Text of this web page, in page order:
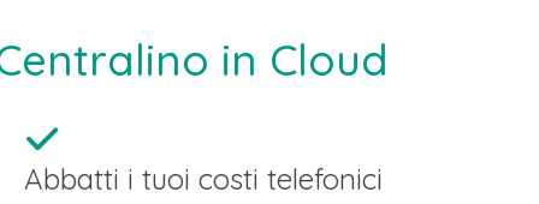
in Cloud
Abbatti i tuoi costi telefonici